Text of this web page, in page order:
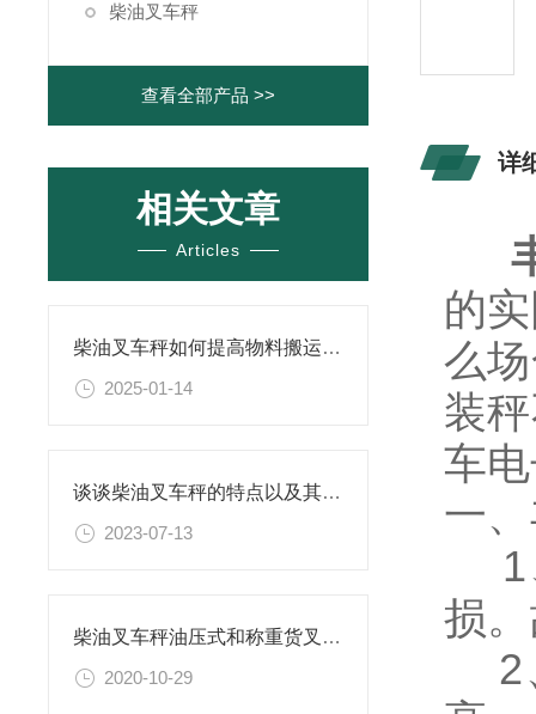
柴油叉车秤
查看全部产品 >>
相关文章
Articles
柴油叉车秤如何提高物料搬运的效率？
2025-01-14
谈谈柴油叉车秤的特点以及其在物流行业中的重要作用
2023-07-13
柴油叉车秤油压式和称重货叉的区别
2020-10-29
详
的
么
装
车
一
1
损
2